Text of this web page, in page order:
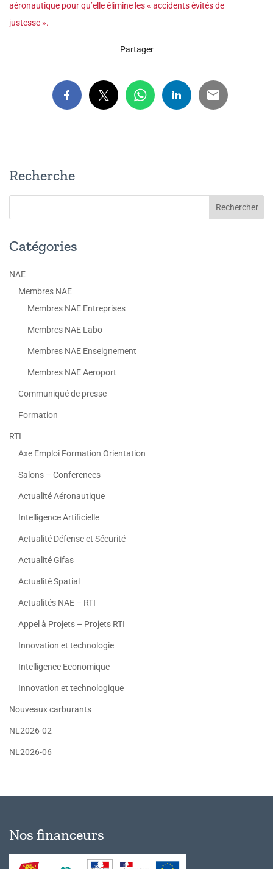
aéronautique pour qu’elle élimine les « accidents évités de
justesse ».
Partager
Recherche
Catégories
NAE
Membres NAE
Membres NAE Entreprises
Membres NAE Labo
Membres NAE Enseignement
Membres NAE Aeroport
Communiqué de presse
Formation
RTI
Axe Emploi Formation Orientation
Salons – Conferences
Actualité Aéronautique
Intelligence Artificielle
Actualité Défense et Sécurité
Actualité Gifas
Actualité Spatial
Actualités NAE – RTI
Appel à Projets – Projets RTI
Innovation et technologie
Intelligence Economique
Innovation et technologique
Nouveaux carburants
NL2026-02
NL2026-06
Nos financeurs